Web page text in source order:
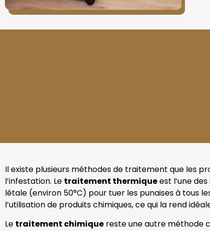
Il existe plusieurs méthodes de traitement que les
l’infestation. Le traitement thermiqueest l’une
létale (environ 50°C) pour tuer les punaises à tous
l’utilisation de produits chimiques, ce qui la rend
Le traitement chimique reste une autre méthode